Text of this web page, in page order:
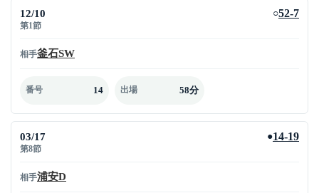
12/10
第1節
○52-7
相手釜石SW
番号 14 出場 58分
03/17
第8節
●14-19
相手浦安D